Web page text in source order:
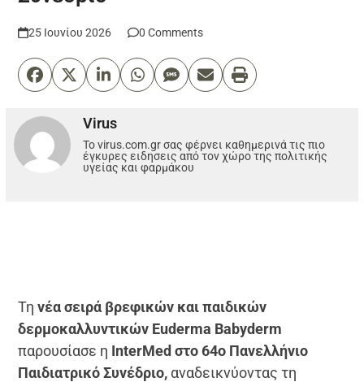
25 Ιουνίου 2026 0 Comments
Virus
Το virus.com.gr σας φέρνει καθημερινά τις πιο
έγκυρες ειδησεις από τον χώρο της πολιτικής
υγείας και φαρμάκου
Τηνέα σειρά βρεφικών και παιδικών
δερμοκαλλυντικών Euderma Babyderm
παρουσίασε η InterMed στο 64ο Πανελλήνιο
Παιδιατρικό Συνέδριο, αναδεικνύοντας τη